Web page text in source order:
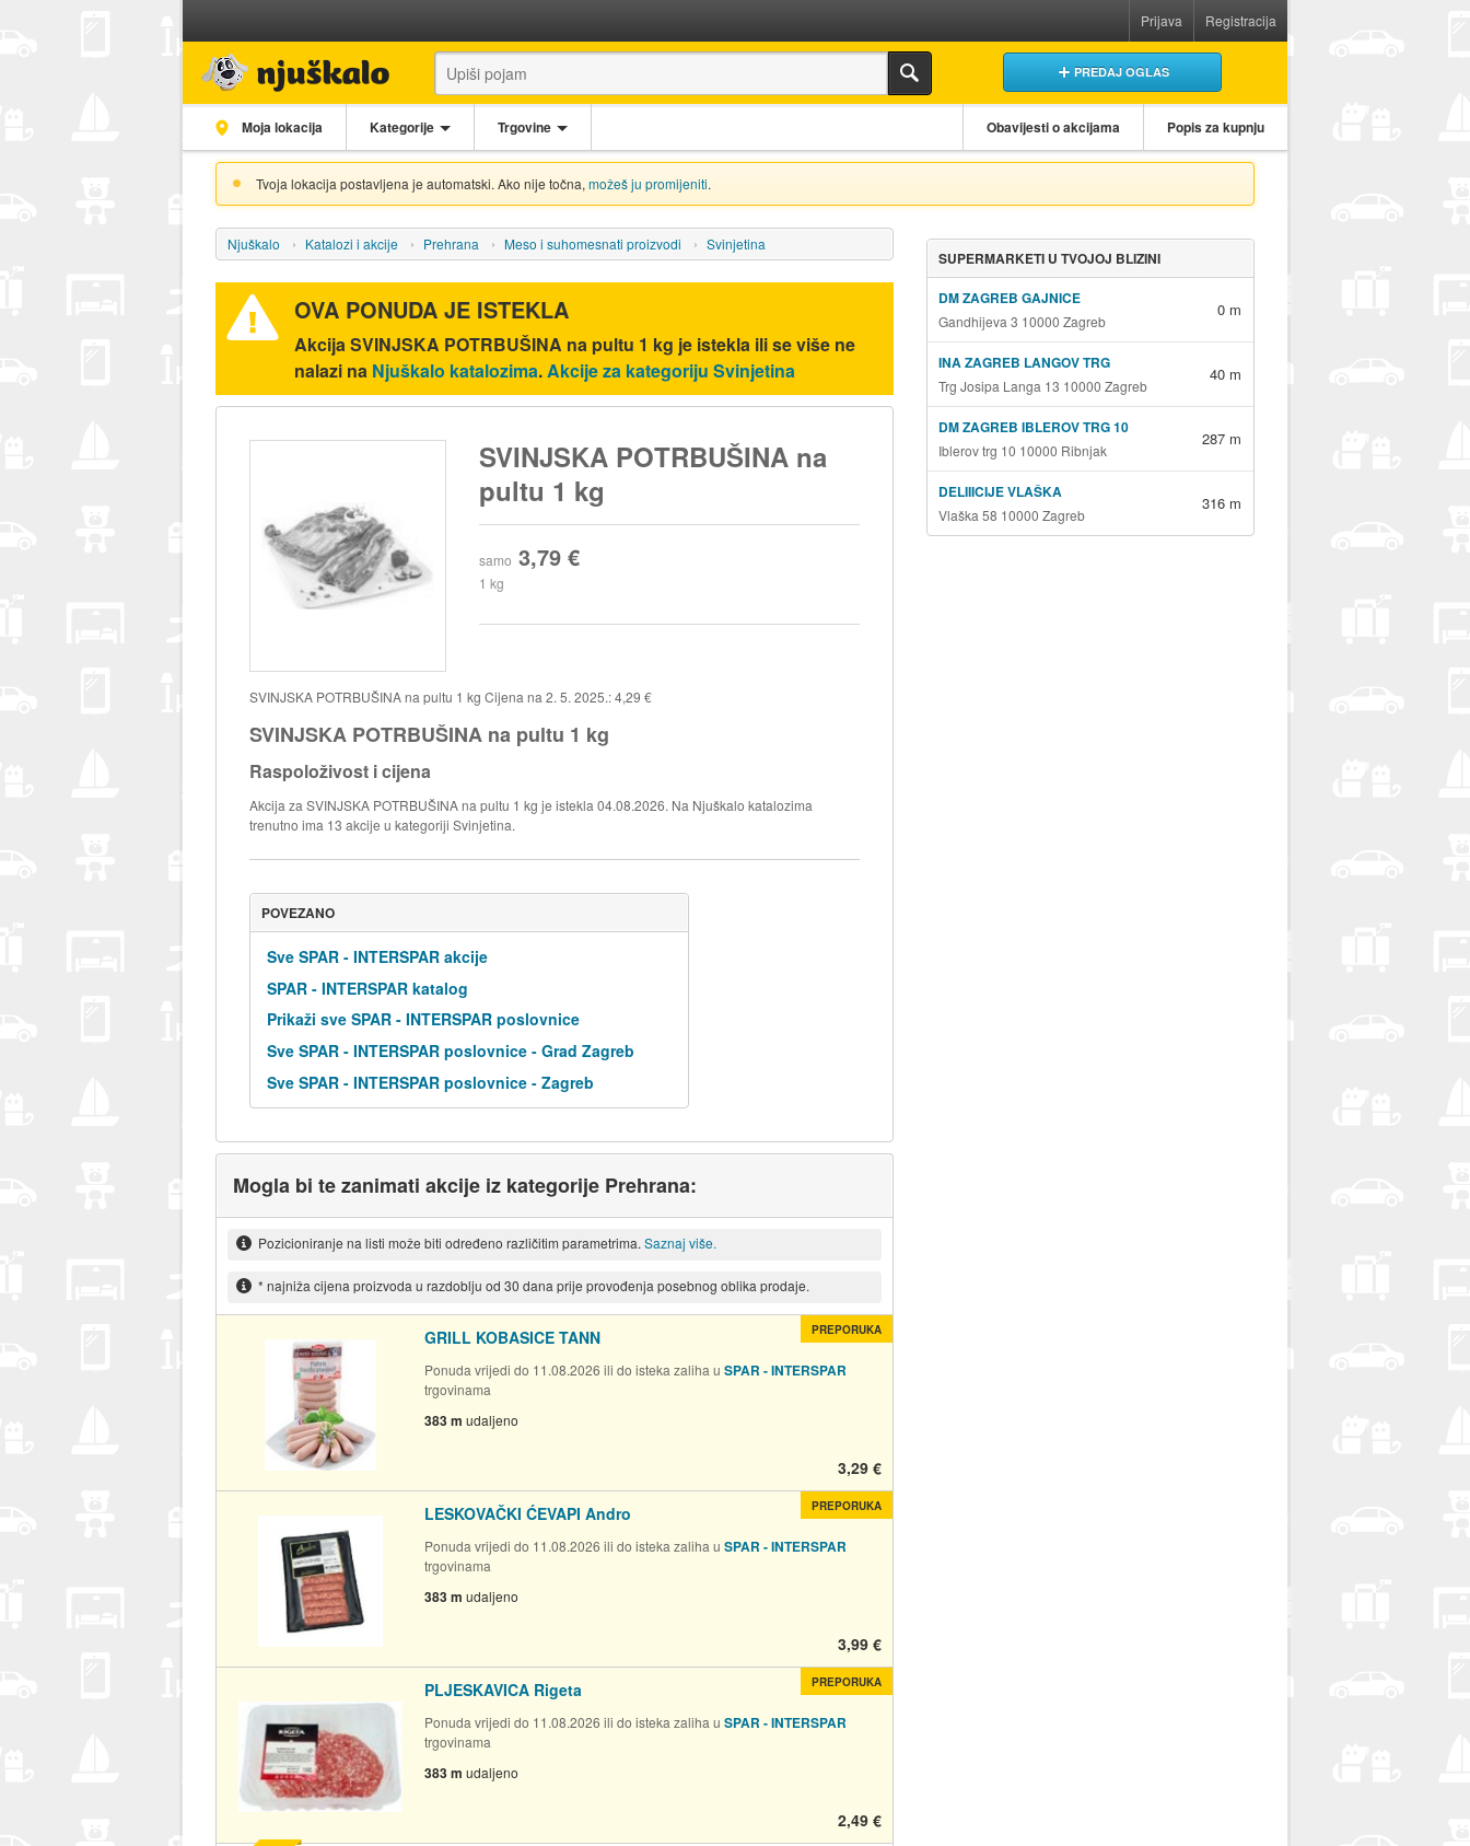
Prijava Registracija
PREDAJ OGLAS
Moja lokacija Kategorije Trgovine Obavijesti o akcijama Popis za kupnju
Tvoja lokacija postavljena je automatski. Ako nije točna, možeš ju promijeniti.
Njuškalo Katalozi i akcije Prehrana Meso i suhomesnati proizvodi Svinjetina
OVA PONUDA JE ISTEKLA
AkcijaSVINJSKA POTRBUŠINA na pultu 1 kg je istekla ili se više ne
nalazi na Njuškalo katalozima.Akcije za kategoriju Svinjetina
SVINJSKA POTRBUŠINA na
pultu 1 kg
samo 3,79 €
1 kg
SVINJSKA POTRBUŠINA na pultu 1 kg Cijena na 2. 5. 2025.: 4,29 €
SVINJSKA POTRBUŠINA na pultu 1 kg
Raspoloživost i cijena
Akcija za SVINJSKA POTRBUŠINA na pultu 1 kg je istekla 04.08.2026. Na Njuškalo katalozima
trenutno ima 13 akcije u kategoriji Svinjetina.
POVEZANO
Sve SPAR - INTERSPAR akcije
SPAR - INTERSPAR katalog
Prikaži sve SPAR - INTERSPAR poslovnice
Sve SPAR - INTERSPAR poslovnice - Grad Zagreb
Sve SPAR - INTERSPAR poslovnice - Zagreb
Mogla bi te zanimati akcije iz kategorije Prehrana:
Pozicioniranje na listi može biti određeno različitim parametrima. Saznaj više.
* najniža cijena proizvoda u razdoblju od 30 dana prije provođenja posebnog oblika prodaje.
GRILL KOBASICE TANN
Ponuda vrijedi do 11.08.2026 ili do isteka zaliha u SPAR - INTERSPAR
trgovinama
383 m udaljeno
3,29 €
PREPORUKA
LESKOVAČKI ĆEVAPI Andro
Ponuda vrijedi do 11.08.2026 ili do isteka zaliha u SPAR - INTERSPAR
trgovinama
383 m udaljeno
3,99 €
PREPORUKA
PLJESKAVICA Rigeta
Ponuda vrijedi do 11.08.2026 ili do isteka zaliha u SPAR - INTERSPAR
trgovinama
383 m udaljeno
2,49 €
PREPORUKA
SUPERMARKETI U TVOJOJ BLIZINI
DM ZAGREB GAJNICE
Gandhijeva 3 10000 Zagreb
0 m
INA ZAGREB LANGOV TRG
Trg Josipa Langa 13 10000 Zagreb
40 m
DM ZAGREB IBLEROV TRG 10
Iblerov trg 10 10000 Ribnjak
287 m
DELIIICIJE VLAŠKA
Vlaška 58 10000 Zagreb
316 m